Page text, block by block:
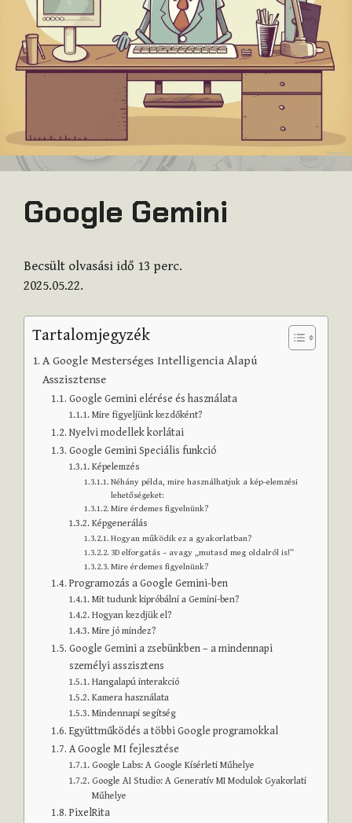
Google Gemini
Becsült olvasási idő 13 perc.
2025.05.22.
Tartalomjegyzék
A Google Mesterséges Intelligencia Alapú
Asszisztense
Google Gemini elérése és használata
Mire figyeljünk kezdőként?
Nyelvi modellek korlátai
Google Gemini Speciális funkció
Képelemzés
Néhány példa, mire használhatjuk a kép-elemzési
lehetőségeket:
Mire érdemes figyelnünk?
Képgenerálás
Hogyan működik ez a gyakorlatban?
3D elforgatás – avagy „mutasd meg oldalról is!”
Mire érdemes figyelnünk?
Programozás a Google Gemini-ben
Mit tudunk kipróbálni a Gemini-ben?
Hogyan kezdjük el?
Mire jó mindez?
Google Gemini a zsebünkben – a mindennapi
személyi asszisztens
Hangalapú interakció
Kamera használata
Mindennapi segítség
Együttműködés a többi Google programokkal
A Google MI fejlesztése
Google Labs: A Google Kísérleti Műhelye
Google AI Studio: A Generatív MI Modulok Gyakorlati
Műhelye
PixelRita